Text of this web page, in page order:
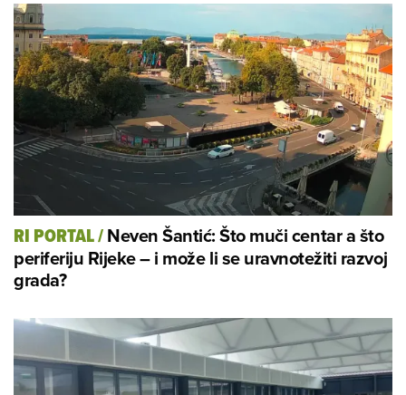
RI PORTAL/Neven Šantić: Što muči centar a što
periferiju Rijeke – i može li se uravnotežiti razvoj
grada?